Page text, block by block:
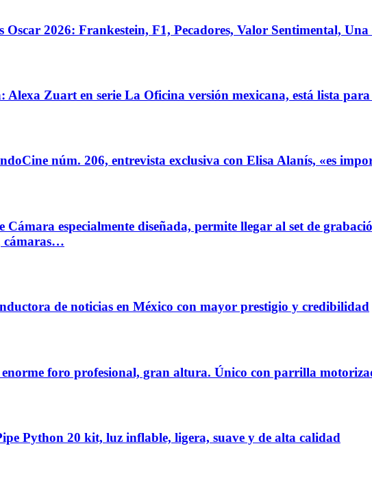
Oscar 2026: Frankestein, F1, Pecadores, Valor Sentimental,
Alexa Zuart en serie La Oficina versión mexicana, está lista
núm. 206, entrevista exclusiva con Elisa Alanís, «es
especialmente diseñada, permite llegar al set de
cámaras…
de noticias en México con mayor prestigio y credibilidad
foro profesional, gran altura. Único con parrilla
Python 20 kit, luz inflable, ligera, suave y de alta calidad